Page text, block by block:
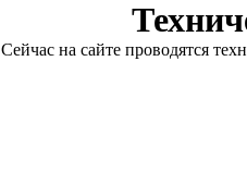
Сейчас на сайте проводятся